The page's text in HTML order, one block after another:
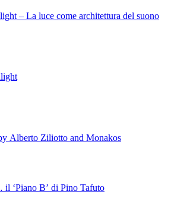
– La luce come architettura del suono
Cantus Nativitas by Alberto Ziliotto and Monakos
‘Piano B’ di Pino Tafuto